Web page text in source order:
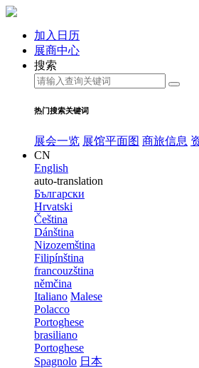
加入日历
展商中心
搜索
热门搜索关键词
展会一览 展馆平面图 商旅信息
CN
English
auto-translation
Български
Hrvatski
Čeština
Dánština
Nizozemština
Filipínština
francouzština
němčina
Italiano Malese
Polacco
Portoghese
brasiliano
Portoghese
Spagnolo 日本